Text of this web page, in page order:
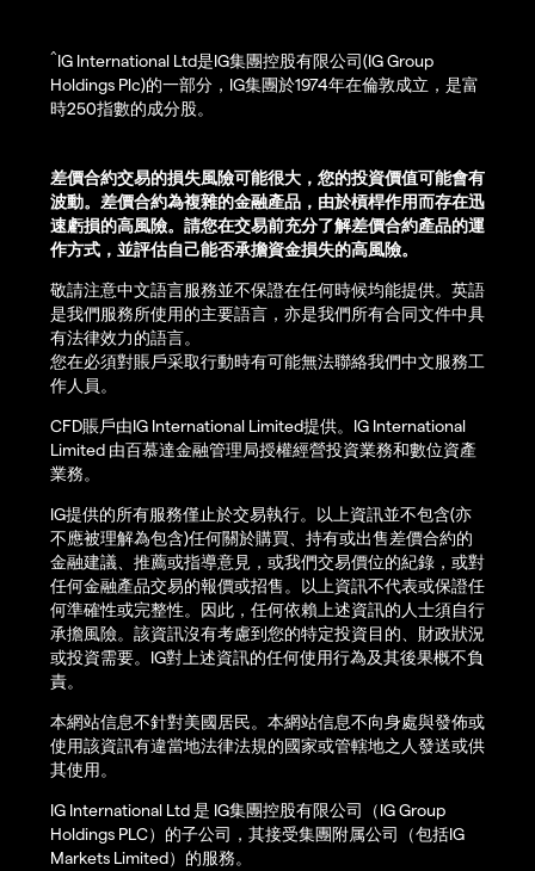
^IG International Ltd是IG集團控股有限公司(IG Group
Holdings Plc)的一部分，IG集團於1974年在倫敦成立，是富
時250指數的成分股。
差價合約交易的損失風險可能很大，您的投資價值可能會有
波動。差價合約為複雜的金融產品，由於槓桿作用而存在迅
速虧損的高風險。請您在交易前充分了解差價合約產品的運
作方式，並評估自己能否承擔資金損失的高風險。
敬請注意中文語言服務並不保證在任何時候均能提供。英語
是我們服務所使用的主要語言，亦是我們所有合同文件中具
有法律效力的語言。
您在必須對賬戶采取行動時有可能無法聯絡我們中文服務工
作人員。
CFD賬戶由IG International Limited提供。IG International
Limited 由百慕達金融管理局授權經營投資業務和數位資產
業務。
IG提供的所有服務僅止於交易執行。以上資訊並不包含(亦
不應被理解為包含)任何關於購買、持有或出售差價合約的
金融建議、推薦或指導意見，或我們交易價位的紀錄，或對
任何金融產品交易的報價或招售。以上資訊不代表或保證任
何準確性或完整性。因此，任何依賴上述資訊的人士須自行
承擔風險。該資訊沒有考慮到您的特定投資目的、財政狀況
或投資需要。IG對上述資訊的任何使用行為及其後果概不負
責。
本網站信息不針對美國居民。本網站信息不向身處與發佈或
使用該資訊有違當地法律法規的國家或管轄地之人發送或供
其使用。
IG International Ltd 是 IG集團控股有限公司（IG Group
Holdings PLC）的子公司，其接受集團附属公司（包括IG
Markets Limited）的服務。